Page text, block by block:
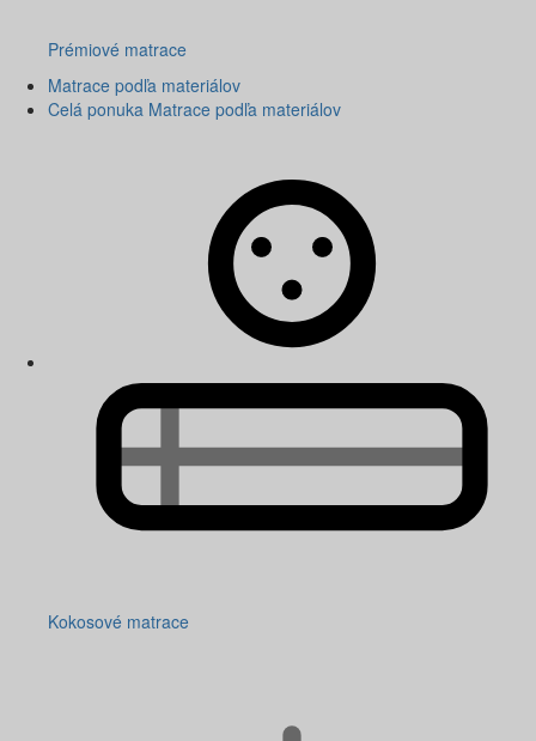
Prémiové matrace
Matrace podľa materiálov
Celá ponuka Matrace podľa materiálov
Kokosové matrace